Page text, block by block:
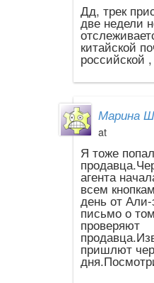
Дд, трек
две недели
китайской
российской
Марина
at
Я тоже
агента
всем
день от
письмо о
проверяют
пришлют